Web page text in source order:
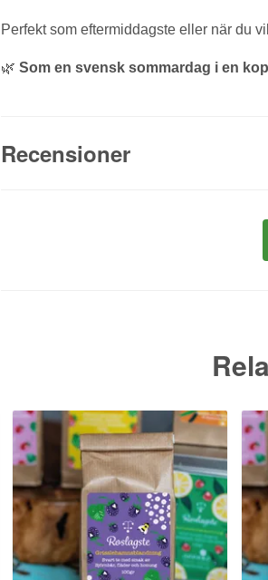
Perfekt som eftermiddagste eller när du
🌿 Som en svensk sommardag i en
Recensioner